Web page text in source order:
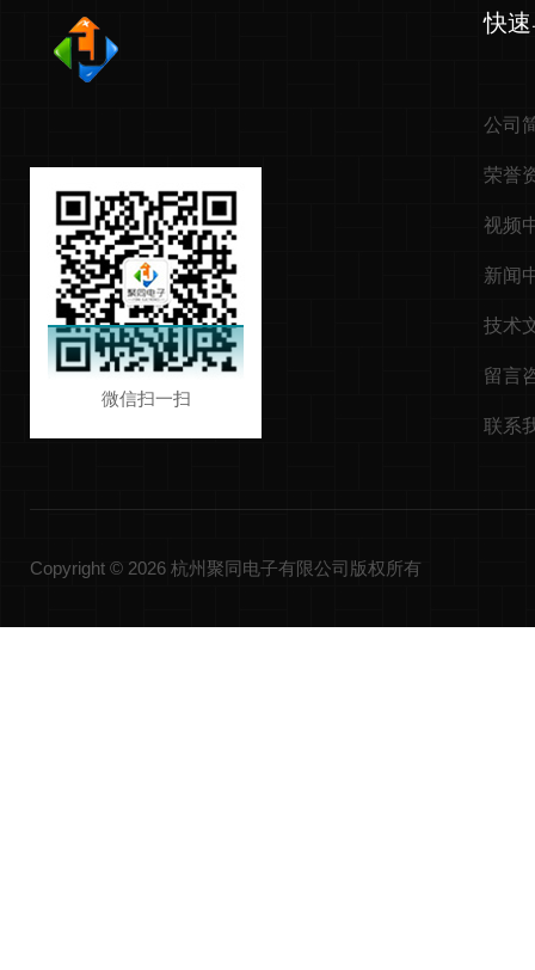
微信扫一扫
快
公司
荣誉
视频
新闻
技术
留言
联系
Copyright © 2026 杭州聚同电子有限公司版权所有